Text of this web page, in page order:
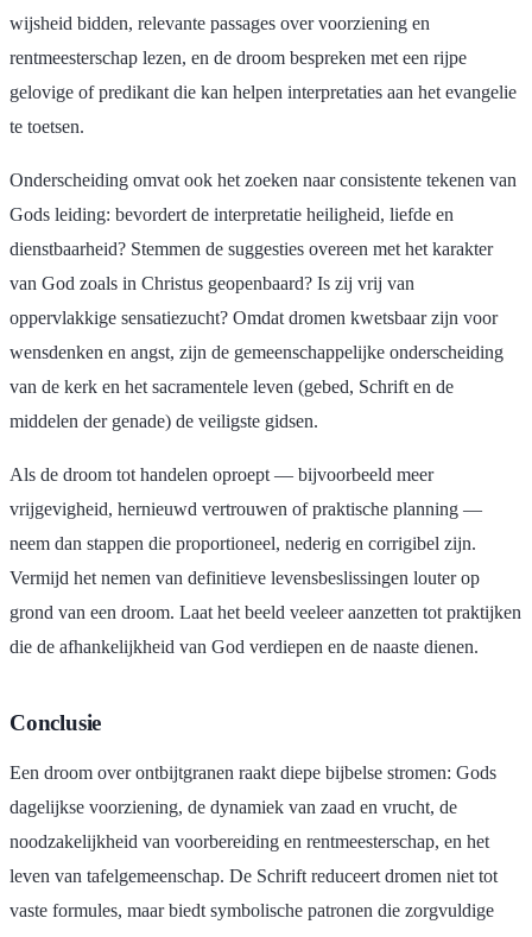
wijsheid bidden, relevante passages over voorziening en
rentmeesterschap lezen, en de droom bespreken met een rijpe
gelovige of predikant die kan helpen interpretaties aan het evangelie
te toetsen.
Onderscheiding omvat ook het zoeken naar consistente tekenen van
Gods leiding: bevordert de interpretatie heiligheid, liefde en
dienstbaarheid? Stemmen de suggesties overeen met het karakter
van God zoals in Christus geopenbaard? Is zij vrij van
oppervlakkige sensatiezucht? Omdat dromen kwetsbaar zijn voor
wensdenken en angst, zijn de gemeenschappelijke onderscheiding
van de kerk en het sacramentele leven (gebed, Schrift en de
middelen der genade) de veiligste gidsen.
Als de droom tot handelen oproept — bijvoorbeeld meer
vrijgevigheid, hernieuwd vertrouwen of praktische planning —
neem dan stappen die proportioneel, nederig en corrigibel zijn.
Vermijd het nemen van definitieve levensbeslissingen louter op
grond van een droom. Laat het beeld veeleer aanzetten tot praktijken
die de afhankelijkheid van God verdiepen en de naaste dienen.
Conclusie
Een droom over ontbijtgranen raakt diepe bijbelse stromen: Gods
dagelijkse voorziening, de dynamiek van zaad en vrucht, de
noodzakelijkheid van voorbereiding en rentmeesterschap, en het
leven van tafelgemeenschap. De Schrift reduceert dromen niet tot
vaste formules, maar biedt symbolische patronen die zorgvuldige